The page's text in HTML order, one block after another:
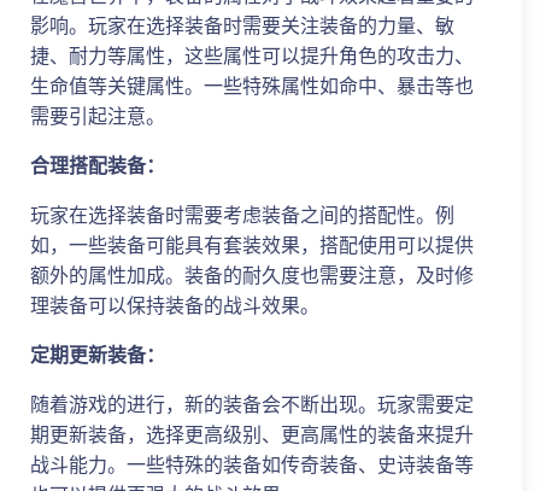
影响。玩家在选择装备时需要关注装备的力量、敏
捷、耐力等属性，这些属性可以提升角色的攻击力、
生命值等关键属性。一些特殊属性如命中、暴击等也
需要引起注意。
合理搭配装备：
玩家在选择装备时需要考虑装备之间的搭配性。例
如，一些装备可能具有套装效果，搭配使用可以提供
额外的属性加成。装备的耐久度也需要注意，及时修
理装备可以保持装备的战斗效果。
定期更新装备：
随着游戏的进行，新的装备会不断出现。玩家需要定
期更新装备，选择更高级别、更高属性的装备来提升
战斗能力。一些特殊的装备如传奇装备、史诗装备等